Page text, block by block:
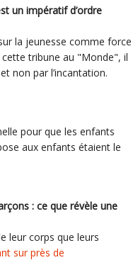
un impératif d’ordre
la jeunesse comme force
tribune au "Monde", il
non par l’incantation.
pour que les enfants
aux enfants étaient le
: ce que révèle une
leur corps que leurs
sur près de